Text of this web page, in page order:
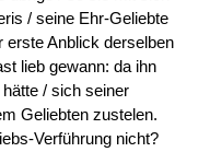
/ seine Ehr-Geliebte
erste Anblick derselben
lieb gewann: da ihn
/ sich seiner
Geliebten zustelen.
Verführung nicht?